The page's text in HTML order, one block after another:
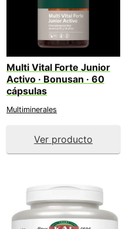
Multi Vital Forte Junior
Activo · Bonusan · 60
cápsulas
Multiminerales
Ver producto